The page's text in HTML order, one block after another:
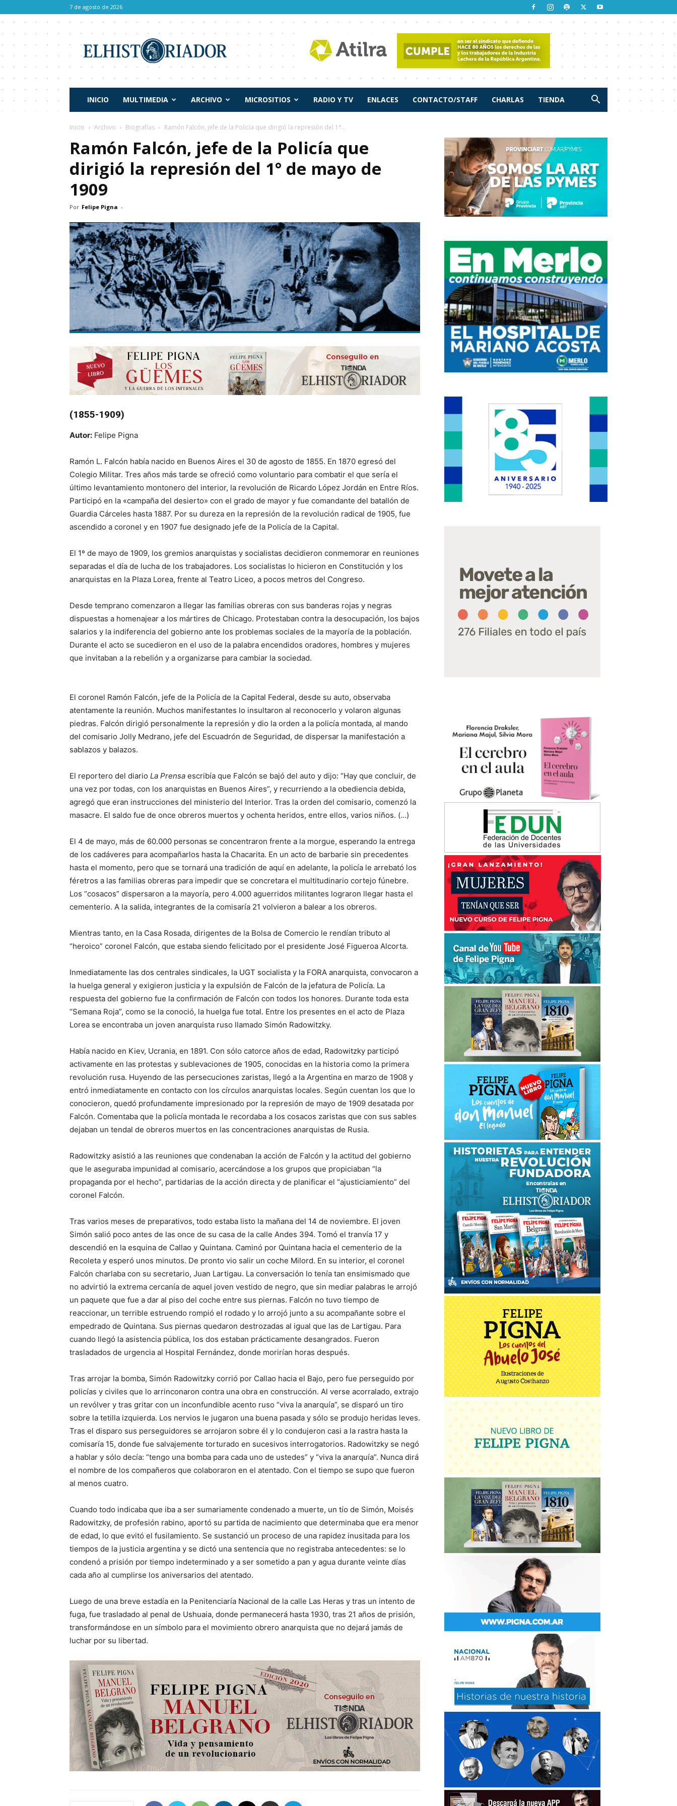
7 de agosto de 2026
Historiador
INICIO MULTIMEDIA ARCHIVO MICROSITIOS RADIO Y TV ENLACES CONTACTO/STAFF CHARLAS TIENDA
Inicio Archivo Biografías Ramón Falcón, jefe de la Policía que dirigió la represión del 1°...
Ramón Falcón, jefe de la Policía que
dirigió la represión del 1° de mayo de
1909
Por Felipe Pigna -
(1855-1909)
Autor: Felipe Pigna
Ramón L. Falcón había nacido en Buenos Aires el 30 de agosto de 1855. En 1870 egresó del
Colegio Militar. Tres años más tarde se ofreció como voluntario para combatir el que sería el
último levantamiento montonero del interior, la revolución de Ricardo López Jordán en Entre Ríos.
Participó en la «campaña del desierto» con el grado de mayor y fue comandante del batallón de
Guardia Cárceles hasta 1887. Por su dureza en la represión de la revolución radical de 1905, fue
ascendido a coronel y en 1907 fue designado jefe de la Policía de la Capital.
El 1º de mayo de 1909, los gremios anarquistas y socialistas decidieron conmemorar en reuniones
separadas el día de lucha de los trabajadores. Los socialistas lo hicieron en Constitución y los
anarquistas en la Plaza Lorea, frente al Teatro Liceo, a pocos metros del Congreso.
Desde temprano comenzaron a llegar las familias obreras con sus banderas rojas y negras
dispuestas a homenajear a los mártires de Chicago. Protestaban contra la desocupación, los bajos
salarios y la indiferencia del gobierno ante los problemas sociales de la mayoría de la población.
Durante el acto se sucedieron en el uso de la palabra encendidos oradores, hombres y mujeres
que invitaban a la rebelión y a organizarse para cambiar la sociedad.
El coronel Ramón Falcón, jefe de la Policía de la Capital Federal, desde su auto, observaba
atentamente la reunión. Muchos manifestantes lo insultaron al reconocerlo y volaron algunas
piedras. Falcón dirigió personalmente la represión y dio la orden a la policía montada, al mando
del comisario Jolly Medrano, jefe del Escuadrón de Seguridad, de dispersar la manifestación a
sablazos y balazos.
El reportero del diario La Prensa escribía que Falcón se bajó del auto y dijo: “Hay que concluir, de
una vez por todas, con los anarquistas en Buenos Aires”, y recurriendo a la obediencia debida,
agregó que eran instrucciones del ministerio del Interior. Tras la orden del comisario, comenzó la
masacre. El saldo fue de once obreros muertos y ochenta heridos, entre ellos, varios niños. (…)
El 4 de mayo, más de 60.000 personas se concentraron frente a la morgue, esperando la entrega
de los cadáveres para acompañarlos hasta la Chacarita. En un acto de barbarie sin precedentes
hasta el momento, pero que se tornará una tradición de aquí en adelante, la policía le arrebató los
féretros a las familias obreras para impedir que se concretara el multitudinario cortejo fúnebre.
Los “cosacos” dispersaron a la mayoría, pero 4.000 aguerridos militantes lograron llegar hasta el
cementerio. A la salida, integrantes de la comisaría 21 volvieron a balear a los obreros.
Mientras tanto, en la Casa Rosada, dirigentes de la Bolsa de Comercio le rendían tributo al
“heroico” coronel Falcón, que estaba siendo felicitado por el presidente José Figueroa Alcorta.
Inmediatamente las dos centrales sindicales, la UGT socialista y la FORA anarquista, convocaron a
la huelga general y exigieron justicia y la expulsión de Falcón de la jefatura de Policía. La
respuesta del gobierno fue la confirmación de Falcón con todos los honores. Durante toda esta
“Semana Roja”, como se la conoció, la huelga fue total. Entre los presentes en el acto de Plaza
Lorea se encontraba un joven anarquista ruso llamado Simón Radowitzky.
Había nacido en Kiev, Ucrania, en 1891. Con sólo catorce años de edad, Radowitzky participó
activamente en las protestas y sublevaciones de 1905, conocidas en la historia como la primera
revolución rusa. Huyendo de las persecuciones zaristas, llegó a la Argentina en marzo de 1908 y
entró inmediatamente en contacto con los círculos anarquistas locales. Según cuentan los que lo
conocieron, quedó profundamente impresionado por la represión de mayo de 1909 desatada por
Falcón. Comentaba que la policía montada le recordaba a los cosacos zaristas que con sus sables
dejaban un tendal de obreros muertos en las concentraciones anarquistas de Rusia.
Radowitzky asistió a las reuniones que condenaban la acción de Falcón y la actitud del gobierno
que le aseguraba impunidad al comisario, acercándose a los grupos que propiciaban “la
propaganda por el hecho”, partidarias de la acción directa y de planificar el “ajusticiamiento” del
coronel Falcón.
Tras varios meses de preparativos, todo estaba listo la mañana del 14 de noviembre. El joven
Simón salió poco antes de las once de su casa de la calle Andes 394. Tomó el tranvía 17 y
descendió en la esquina de Callao y Quintana. Caminó por Quintana hacia el cementerio de la
Recoleta y esperó unos minutos. De pronto vio salir un coche Milord. En su interior, el coronel
Falcón charlaba con su secretario, Juan Lartigau. La conversación lo tenía tan ensimismado que
no advirtió la extrema cercanía de aquel joven vestido de negro, que sin mediar palabras le arrojó
un paquete que fue a dar al piso del coche entre sus piernas. Falcón no tuvo tiempo de
reaccionar, un terrible estruendo rompió el rodado y lo arrojó junto a su acompañante sobre el
empedrado de Quintana. Sus piernas quedaron destrozadas al igual que las de Lartigau. Para
cuando llegó la asistencia pública, los dos estaban prácticamente desangrados. Fueron
trasladados de urgencia al Hospital Fernández, donde morirían horas después.
Tras arrojar la bomba, Simón Radowitzky corrió por Callao hacia el Bajo, pero fue perseguido por
policías y civiles que lo arrinconaron contra una obra en construcción. Al verse acorralado, extrajo
un revólver y tras gritar con un inconfundible acento ruso “viva la anarquía”, se disparó un tiro
sobre la tetilla izquierda. Los nervios le jugaron una buena pasada y sólo se produjo heridas leves.
Tras el disparo sus perseguidores se arrojaron sobre él y lo condujeron casi a la rastra hasta la
comisaría 15, donde fue salvajemente torturado en sucesivos interrogatorios. Radowitzky se negó
a hablar y sólo decía: “tengo una bomba para cada uno de ustedes” y “viva la anarquía”. Nunca dirá
el nombre de los compañeros que colaboraron en el atentado. Con el tiempo se supo que fueron
al menos cuatro.
Cuando todo indicaba que iba a ser sumariamente condenado a muerte, un tío de Simón, Moisés
Radowitzky, de profesión rabino, aportó su partida de nacimiento que determinaba que era menor
de edad, lo que evitó el fusilamiento. Se sustanció un proceso de una rapidez inusitada para los
tiempos de la justicia argentina y se dictó una sentencia que no registraba antecedentes: se lo
condenó a prisión por tiempo indeterminado y a ser sometido a pan y agua durante veinte días
cada año al cumplirse los aniversarios del atentado.
Luego de una breve estadía en la Penitenciaría Nacional de la calle Las Heras y tras un intento de
fuga, fue trasladado al penal de Ushuaia, donde permanecerá hasta 1930, tras 21 años de prisión,
transformándose en un símbolo para el movimiento obrero anarquista que no dejará jamás de
luchar por su libertad.